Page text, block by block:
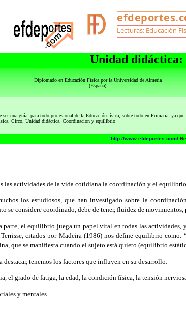
Unidad didáctica:
Diplomado en Educación Física por la Universidad de Almería
(España)
guía, para todo profesional de la Educación física, sobre todo en Primaria, ya que
Circo. Unidad didáctica. Coordinación y equilibrio
http://www.efdeportes.com/
las actividades de la vida cotidiana la coordinación y el
los estudiosos, que han investigado sobre la
se considere coordinado, debe de tener, fluidez de
el equilibrio juega un papel vital en todas las actividades,
citados por Madeira (1986) nos define equilibrio
que se manifiesta cuando el sujeto está quieto (equilibrio
tenemos los factores que influyen en su desarrollo:
el grado de fatiga, la edad, la condición física, la tensión
y mentales.